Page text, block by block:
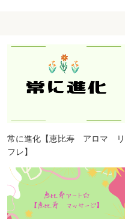
常に進化【恵比寿 アロマ リ
フレ】